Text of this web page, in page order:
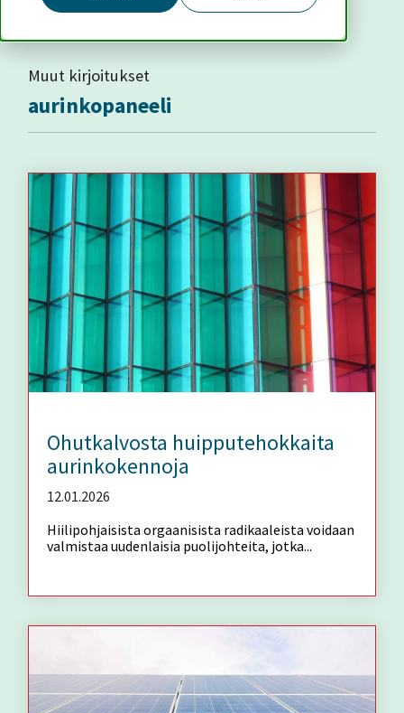
Muut kirjoitukset
aurinkopaneeli
Ohutkalvosta huipputehokkaita
aurinkokennoja
12.01.2026
Hiilipohjaisista orgaanisista radikaaleista voidaan
valmistaa uudenlaisia puolijohteita, jotka...